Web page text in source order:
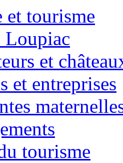
et tourisme
Loupiac
et
et entreprises
tourisme